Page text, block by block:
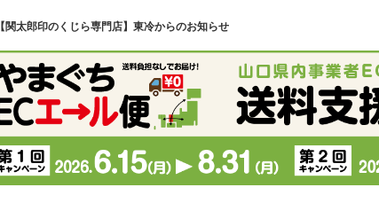
【関太郎印のくじら専門店】東冷からのお知らせ